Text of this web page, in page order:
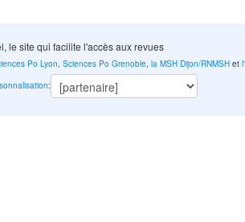
le site qui facilite l'accès aux revues
Po Lyon,Sciences Po Grenoble,la MSH Dijon/RNMSH et
: